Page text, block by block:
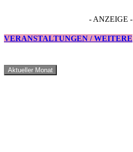
- ANZEIGE -
VERANSTALTUNGEN / WEITERE
Aktueller Monat